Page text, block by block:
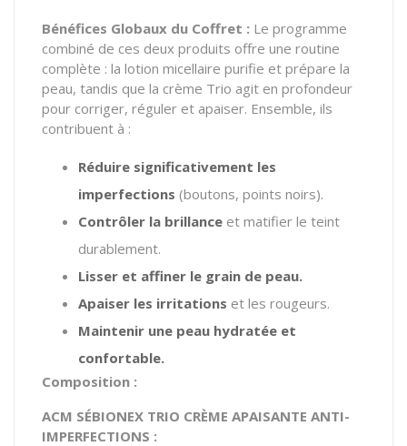
Bénéfices Globaux du Coffret : Le programme
combiné de ces deux produits offre une routine
complète : la lotion micellaire purifie et prépare la
peau, tandis que la crème Trio agit en profondeur
pour corriger, réguler et apaiser. Ensemble, ils
contribuent à :
Réduire significativement les
imperfections (boutons, points noirs).
Contrôler la brillance et matifier le teint
durablement.
Lisser et affiner le grain de peau.
Apaiser les irritations et les rougeurs.
Maintenir une peau hydratée et
confortable.
Composition :
ACM SÉBIONEX TRIO CRÈME APAISANTE ANTI-
IMPERFECTIONS :